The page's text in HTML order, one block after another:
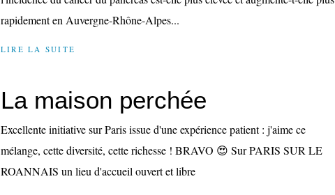
rapidement en Auvergne-Rhône-Alpes...
LIRE LA SUITE
La maison perchée
Excellente initiative sur Paris issue d'une expérience patient : j'aime ce
mélange, cette diversité, cette richesse ! BRAVO 😍 Sur PARIS SUR LE
ROANNAIS un lieu d'accueil ouvert et libre